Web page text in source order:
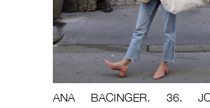
ANA BACINGER. 36.